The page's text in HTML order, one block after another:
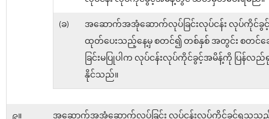
(ခ)
အဆောက်အအုံဆောက်လုပ်ခြင်းလုပ်ငန်း လုပ်ကိုင်ခွ
ထုတ်ပေးသည့်နေ့မှ စတင်၍ တစ်နှစ် အတွင်း စတင်
ခြင်းမပြုပါက လုပ်ငန်းလုပ်ကိုင်ခွင့်အမိန့်ကို ပြန်လည်
နိုင်သည်။
၉။ အဆောက်အအုံဆောက်လုပ်ခြင်း လုပ်ငန်းလုပ်ကိုင်ခွင့်ရသူသ